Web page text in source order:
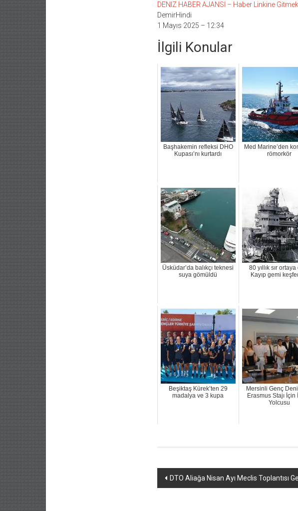
DENIZ HABER AJANSI – Haber Linkine Gitmek
DemirHindi
1 Mayıs 2025 – 12:34
İlgili Konular
Başhakemin refleksi DHO
Kupası’nı kurtardı
Med Marine’den
römorkör
Üsküdar’da balıkçı teknesi
suya gömüldü
80 yıllık sır ortaya
Kayıp gemi
Beşiktaş Kürek’ten 29
madalya ve 3 kupa
Mersinli Genç
Erasmus Stajı İçin
Yolcusu
Yazı
DTO Aliağa Nisan Ayı Meclis Toplantısı